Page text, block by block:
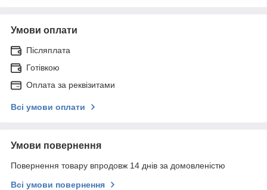
Умови оплати
Післяплата
Готівкою
Оплата за реквізитами
Всі умови оплати
Умови повернення
Повернення товару впродовж 14 днів за домовленістю
Всі умови повернення